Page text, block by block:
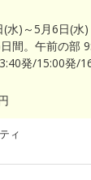
水)～5月6日(水
間。午前の部
発/15:00発/
ィ